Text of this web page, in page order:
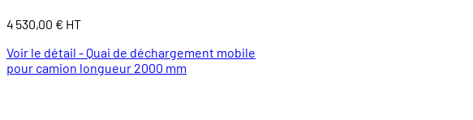
4 530,00 € HT
Voir le détail - Quai de déchargement mobile
pour camion longueur 2000 mm